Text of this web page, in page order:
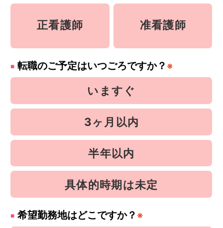
正看護師 准看護師
転職のご予定はいつごろですか？ ※
いますぐ
3ヶ月以内
半年以内
具体的時期は未定
希望勤務地はどこですか？ ※